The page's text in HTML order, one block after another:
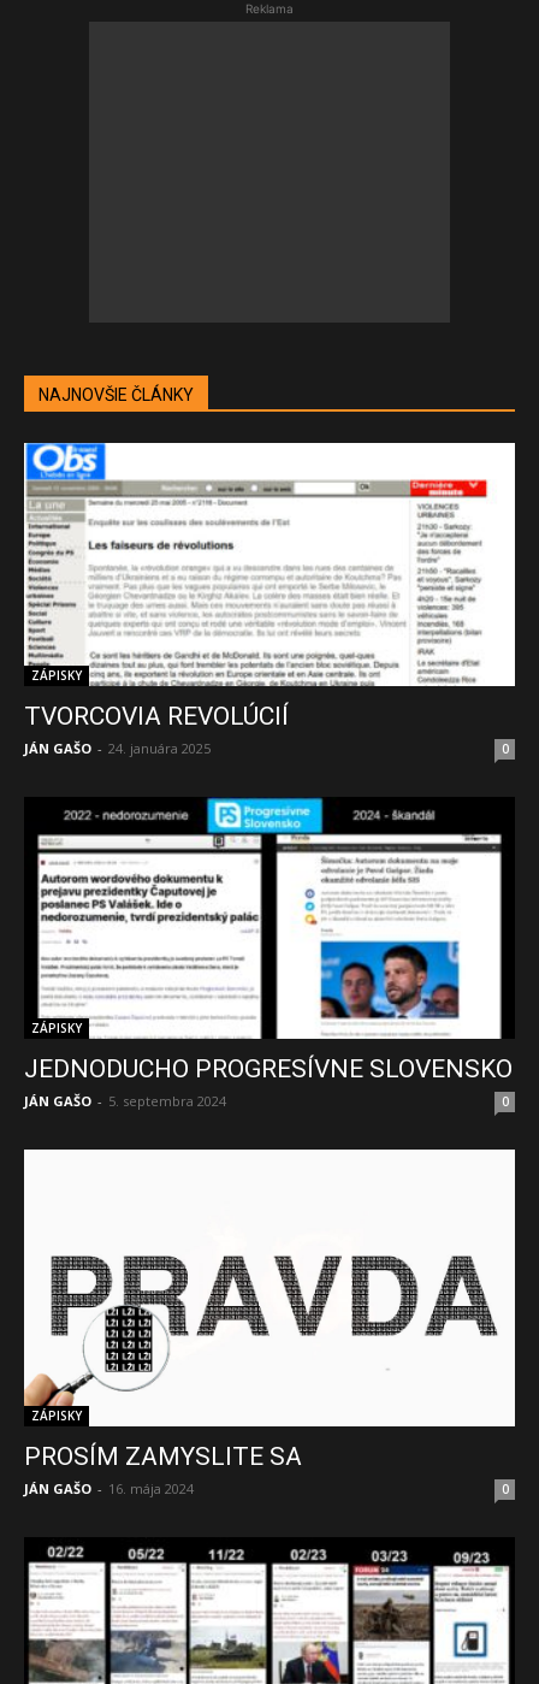
Reklama
NAJNOVŠIE ČLÁNKY
ZÁPISKY
TVORCOVIA REVOLÚCIÍ
JÁN GAŠO - 24. januára 2025 0
ZÁPISKY
JEDNODUCHO PROGRESÍVNE SLOVENSKO
JÁN GAŠO - 5. septembra 2024 0
ZÁPISKY
PROSÍM ZAMYSLITE SA
JÁN GAŠO - 16. mája 2024 0